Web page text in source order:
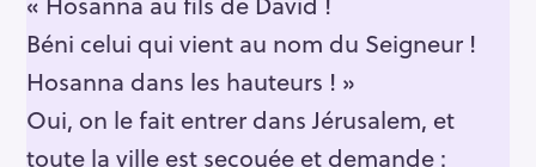
Béni celui qui vient au nom du Seigneur !
Hosanna dans les hauteurs ! »
Oui, on le fait entrer dans Jérusalem, et
toute la ville est secouée et demande :